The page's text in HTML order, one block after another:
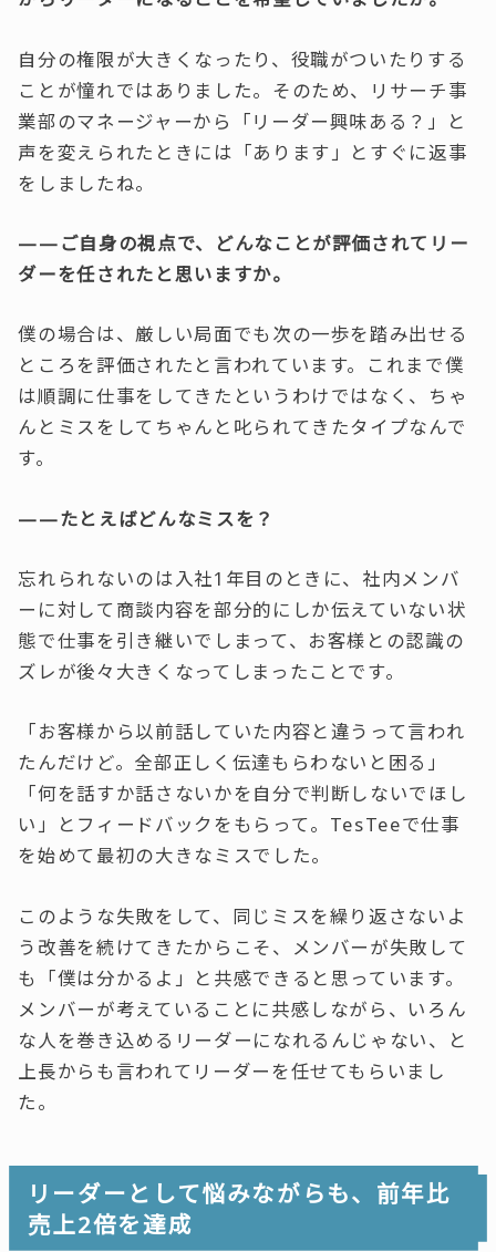
自分の権限が大きくなったり、役職がついたりする
ことが憧れではありました。そのため、リサーチ事
業部のマネージャーから「リーダー興味ある？」と
声を変えられたときには「あります」とすぐに返事
をしましたね。
——ご自身の視点で、どんなことが評価されてリー
ダーを任されたと思いますか。
僕の場合は、厳しい局面でも次の一歩を踏み出せる
ところを評価されたと言われています。これまで僕
は順調に仕事をしてきたというわけではなく、ちゃ
んとミスをしてちゃんと叱られてきたタイプなんで
す。
——たとえばどんなミスを？
忘れられないのは入社1年目のときに、社内メンバ
ーに対して商談内容を部分的にしか伝えていない状
態で仕事を引き継いでしまって、お客様との認識の
ズレが後々大きくなってしまったことです。
「お客様から以前話していた内容と違うって言われ
たんだけど。全部正しく伝達もらわないと困る」
「何を話すか話さないかを自分で判断しないでほし
い」とフィードバックをもらって。TesTeeで仕事
を始めて最初の大きなミスでした。
このような失敗をして、同じミスを繰り返さないよ
う改善を続けてきたからこそ、メンバーが失敗して
も「僕は分かるよ」と共感できると思っています。
メンバーが考えていることに共感しながら、いろん
な人を巻き込めるリーダーになれるんじゃない、と
上長からも言われてリーダーを任せてもらいまし
た。
リーダーとして悩みながらも、前年比
売上2倍を達成